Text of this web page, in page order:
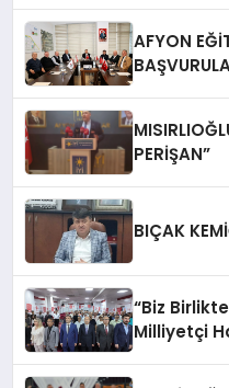
AFYON
PERİŞAN”
BIÇAK
“Biz
Milliyetçi